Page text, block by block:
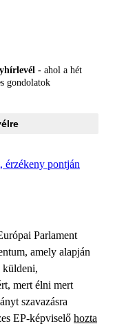
- ahol a hét
gondolatok
érzékeny pontján
Parlament
amely alapján
küldeni,
mert élni mert
szavazásra
EP-képviselő hozta